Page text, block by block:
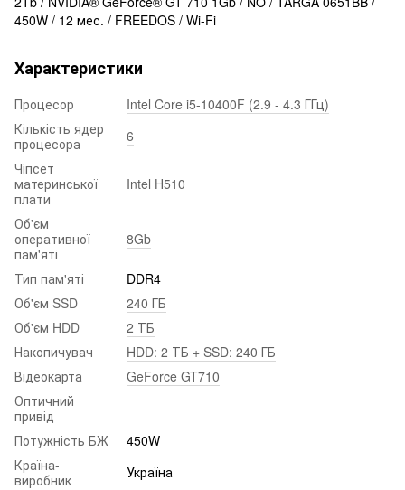
450W / 12 мес. / FREEDOS / Wi-Fi
Характеристики
Процесор
Intel Core i5-10400F (2.9 - 4.3 ГГц)
Кількість ядер
процесора
6
Чіпсет
материнської
плати
Intel H510
Об'єм
оперативної
пам'яті
8Gb
Тип пам'яті
DDR4
Об'єм SSD
240 ГБ
Об'єм HDD
2 ТБ
Накопичувач
HDD: 2 ТБ + SSD: 240 ГБ
Відеокарта
GeForce GT710
Оптичний
привід
-
Потужність БЖ
450W
Країна-
виробник
Україна